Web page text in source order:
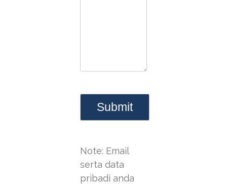
Note: Email
serta data
pribadi anda